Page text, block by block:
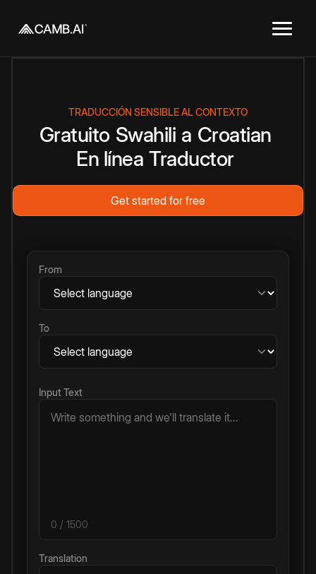
TRADUCCIÓN SENSIBLE AL CONTEXTO
Gratuito Swahili a Croatian
En línea Traductor
Get started for free
From
To
Input Text
0 / 1500
Translation